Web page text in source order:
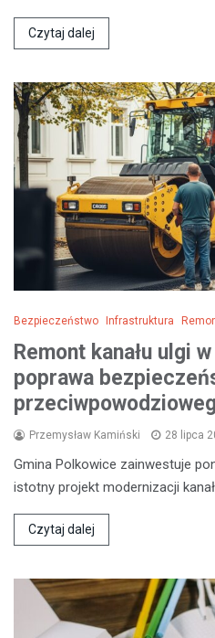
Czytaj dalej
Bezpieczeństwo Infrastruktura
Remont kanału ulgi
poprawa
Przemysław Kamiński 28 lipca
Gmina Polkowice zainwestuje
istotny projekt modernizacji
Czytaj dalej